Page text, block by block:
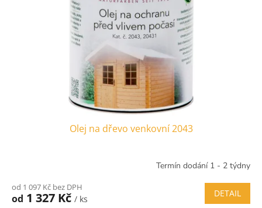
Olej na dřevo venkovní 2043
Termín dodání 1 - 2 týdny
od 1 097 Kč bez DPH
od 1 327 Kč / ks
DETAIL